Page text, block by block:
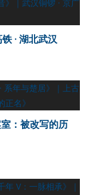
· 湖北武汉
室：被改写的历